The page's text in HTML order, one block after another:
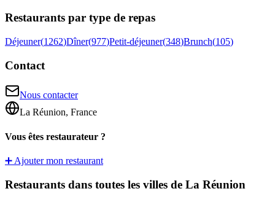
Restaurants par type de repas
Déjeuner(1262)Dîner(977)Petit-déjeuner(348)Brunch(105)
Contact
Nous contacter
La Réunion, France
Vous êtes restaurateur ?
➕ Ajouter mon restaurant
Restaurants dans toutes les villes de La Réunion